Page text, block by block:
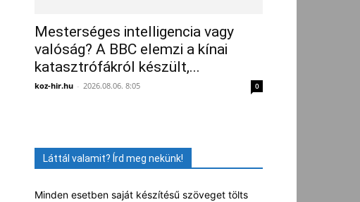
Mesterséges intelligencia vagy
valóság? A BBC elemzi a kínai
katasztrófákról készült,...
koz-hir.hu - 2026.08.06. 8:05 0
Láttál valamit? Írd meg nekünk!
Minden esetben saját készítésű szöveget tölts